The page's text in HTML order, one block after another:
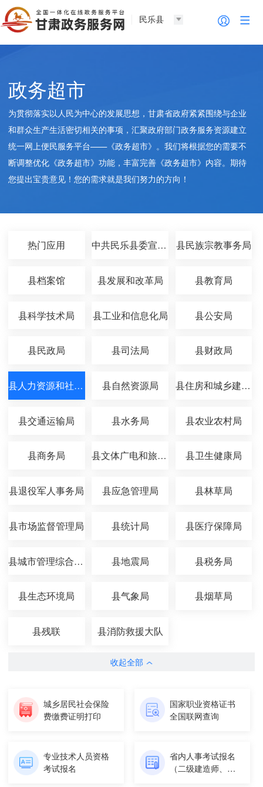
民乐县
政务超市
为贯彻落实以人民为中心的发展思想，甘肃省政府紧紧围绕与企业
和群众生产生活密切相关的事项，汇聚政府部门政务服务资源建立
统一网上便民服务平台——《政务超市》。我们将根据您的需要不
断调整优化《政务超市》功能，丰富完善《政务超市》内容。期待
您提出宝贵意见！您的需求就是我们努力的方向！
热门应用 中共民乐县委宣传部 县民族宗教事务局
县档案馆 县发展和改革局 县教育局
县科学技术局 县工业和信息化局 县公安局
县民政局 县司法局 县财政局
县人力资源和社会保障局 县自然资源局 县住房和城乡建设局
县交通运输局 县水务局 县农业农村局
县商务局 县文体广电和旅游局 县卫生健康局
县退役军人事务局 县应急管理局 县林草局
县市场监督管理局 县统计局 县医疗保障局
县城市管理综合执法局 县地震局 县税务局
县生态环境局 县气象局 县烟草局
县残联 县消防救援大队
收起全部
城乡居民社会保险
费缴费证明打印
国家职业资格证书
全国联网查询
专业技术人员资格
考试报名
省内人事考试报名
（二级建造师、基